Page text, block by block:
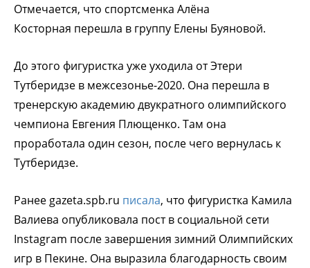
Отмечается, что спортсменка Алёна
Косторная перешла в группу Елены Буяновой.
До этого фигуристка уже уходила от Этери
Тутберидзе в межсезонье-2020. Она перешла в
тренерскую академию двукратного олимпийского
чемпиона Евгения Плющенко. Там она
проработала один сезон, после чего вернулась к
Тутберидзе.
Ранее gazeta.spb.ru писала, что фигуристка Камила
Валиева опубликовала пост в социальной сети
Instagram после завершения зимний Олимпийских
игр в Пекине. Она выразила благодарность своим